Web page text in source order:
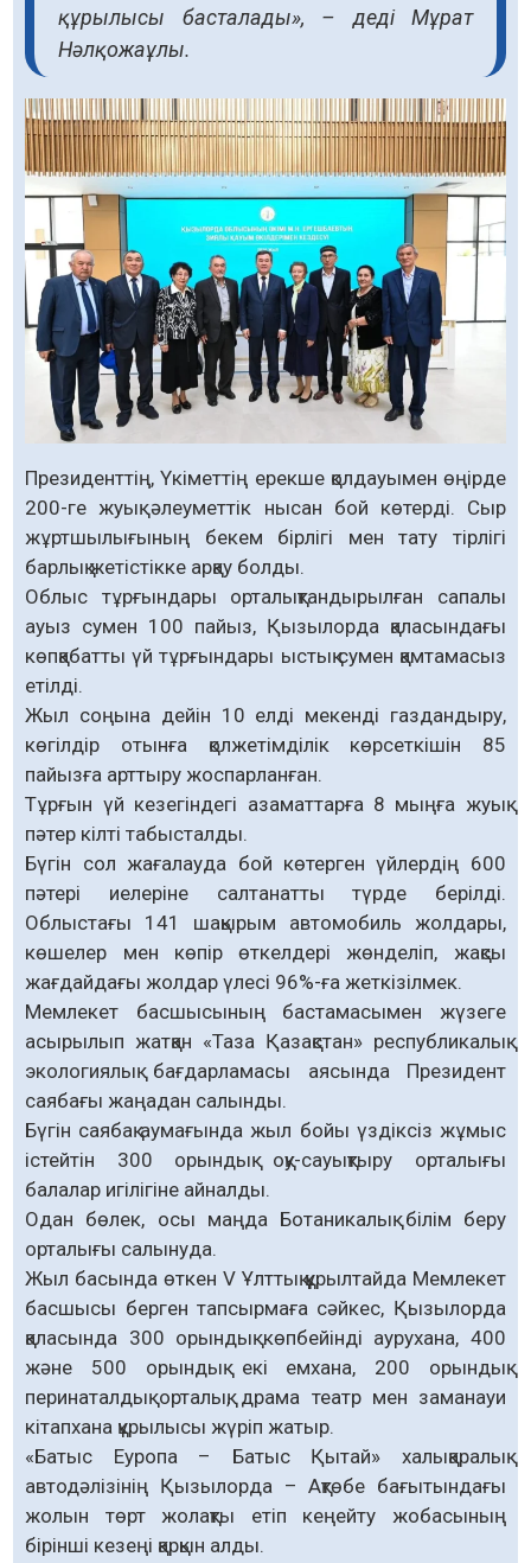
құрылысы басталады», – деді Мұрат
Нәлқожаұлы.
Президенттің, Үкіметтің ерекше қолдауымен өңірде
200-ге жуық әлеуметтік нысан бой көтерді. Сыр
жұртшылығының бекем бірлігі мен тату тірлігі
барлық жетістікке арқау болды.
Облыс тұрғындары орталықтандырылған сапалы
ауыз сумен 100 пайыз, Қызылорда қаласындағы
көпқабатты үй тұрғындары ыстық сумен қамтамасыз
етілді.
Жыл соңына дейін 10 елді мекенді газдандыру,
көгілдір отынға қолжетімділік көрсеткішін 85
пайызға арттыру жоспарланған.
Тұрғын үй кезегіндегі азаматтарға 8 мыңға жуық
пәтер кілті табысталды.
Бүгін сол жағалауда бой көтерген үйлердің 600
пәтері иелеріне салтанатты түрде берілді.
Облыстағы 141 шақырым автомобиль жолдары,
көшелер мен көпір өткелдері жөнделіп, жақсы
жағдайдағы жолдар үлесі 96%-ға жеткізілмек.
Мемлекет басшысының бастамасымен жүзеге
асырылып жатқан «Таза Қазақстан» республикалық
экологиялық бағдарламасы аясында Президент
саябағы жаңадан салынды.
Бүгін саябақ аумағында жыл бойы үздіксіз жұмыс
істейтін 300 орындық оқу-сауықтыру орталығы
балалар игілігіне айналды.
Одан бөлек, осы маңда Ботаникалық білім беру
орталығы салынуда.
Жыл басында өткен V Ұлттық құрылтайда Мемлекет
басшысы берген тапсырмаға сәйкес, Қызылорда
қаласында 300 орындық көпбейінді аурухана, 400
және 500 орындық екі емхана, 200 орындық
перинаталдық орталық, драма театр мен заманауи
кітапхана құрылысы жүріп жатыр.
«Батыс Еуропа – Батыс Қытай» халықаралық
автодәлізінің Қызылорда – Ақтөбе бағытындағы
жолын төрт жолақты етіп кеңейту жобасының
бірінші кезеңі қарқын алды.